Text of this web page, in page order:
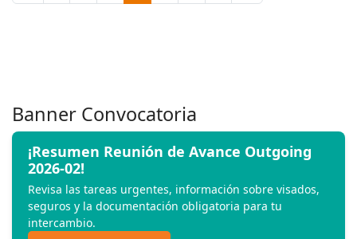
Banner Convocatoria
¡Resumen Reunión de Avance Outgoing
2026-02!
Revisa las tareas urgentes, información sobre visados,
seguros y la documentación obligatoria para tu
intercambio.